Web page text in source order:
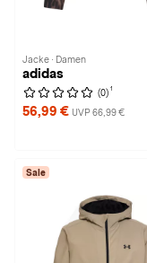
Jacke · Damen
adidas
(0) 1
56,99 € UVP 66,99 €
Sale